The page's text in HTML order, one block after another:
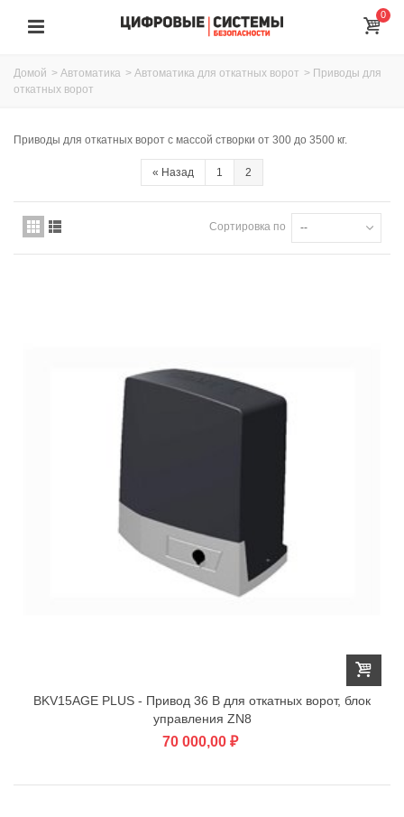
0
Домой > Автоматика > Автоматика для откатных ворот > Приводы для
откатных ворот
Приводы для откатных ворот с массой створки от 300 до 3500 кг.
« Назад 1 2
Сортировка по --
BKV15AGE PLUS - Привод 36 В для откатных ворот, блок
управления ZN8
70 000,00 ₽